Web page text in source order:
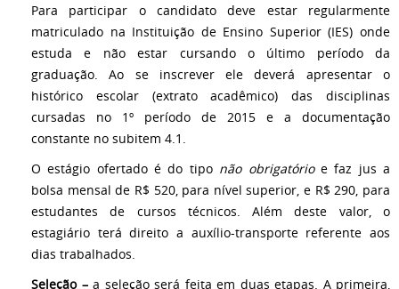
Para participar o candidato deve estar regularmente
matriculado na Instituição de Ensino Superior (IES) onde
estuda e não estar cursando o último período da
graduação. Ao se inscrever ele deverá apresentar o
histórico escolar (extrato acadêmico) das disciplinas
cursadas no 1º período de 2015 e a documentação
constante no subitem 4.1.
O estágio ofertado é do tipo não obrigatórioe faz jus a
bolsa mensal de R$ 520, para nível superior, e R$ 290, para
estudantes de cursos técnicos. Além deste valor, o
estagiário terá direito a auxílio-transporte referente aos
dias trabalhados.
Seleção –a seleção será feita em duas etapas. A primeira,